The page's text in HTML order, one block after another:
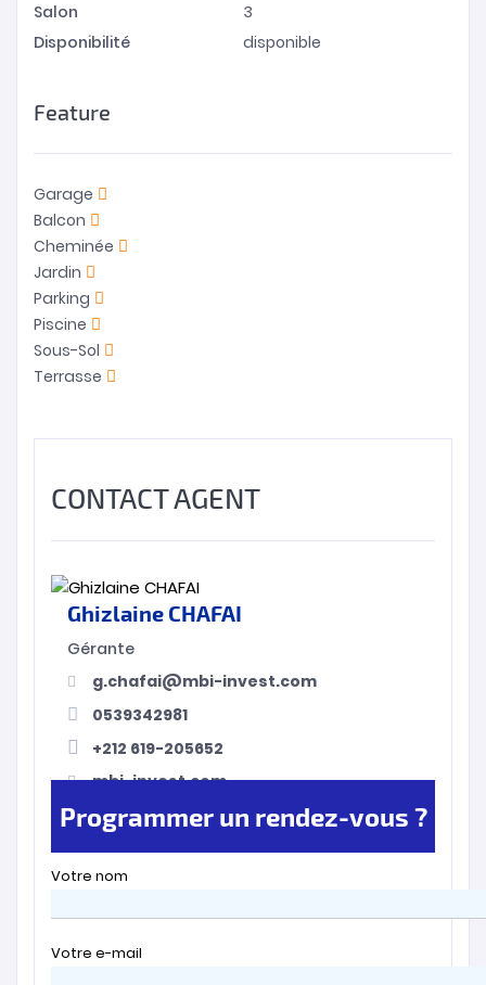
Salon
3
Disponibilité
disponible
Feature
Garage
Balcon
Cheminée
Jardin
Parking
Piscine
Sous-Sol
Terrasse
CONTACT AGENT
Ghizlaine CHAFAI
Gérante
g.chafai@mbi-invest.com
0539342981
+212 619-205652
mbi-invest.com
Programmer un rendez-vous ?
Votre nom
Votre e-mail